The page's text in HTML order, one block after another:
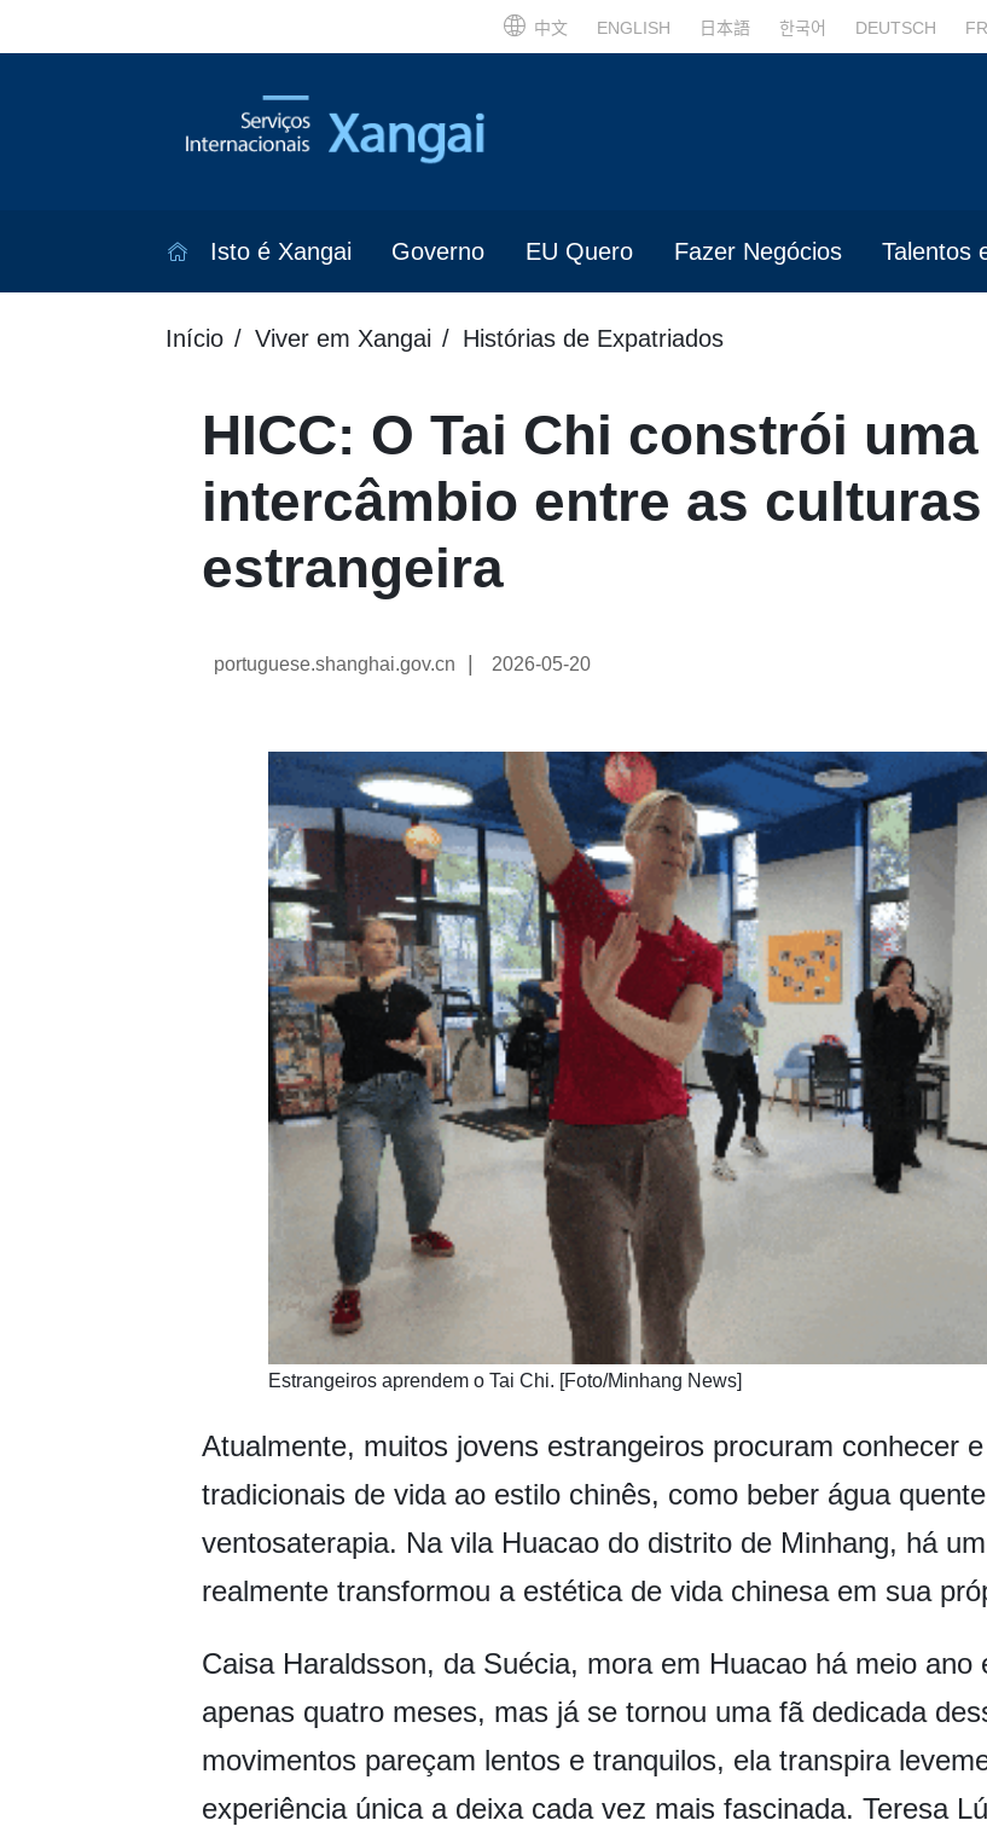
中文 ENGLISH 日本語 한국어 DEUTSCH
Isto é Xangai Governo EU Quero Fazer Negócios Talentos
Início Viver em Xangai Histórias de Expatriados
HICC: O Tai Chi constrói
intercâmbio entre as
estrangeira
portuguese.shanghai.gov.cn 2026-05-20
​Estrangeiros aprendem o Tai Chi. [Foto/Minhang News]
Atualmente, muitos jovens estrangeiros procuram conhecer
tradicionais de vida ao estilo chinês, como beber água
ventosaterapia. Na vila Huacao do distrito de Minhang, há
realmente transformou a estética de vida chinesa em sua
Caisa Haraldsson, da Suécia, mora em Huacao há meio
apenas quatro meses, mas já se tornou uma fã dedicada
movimentos pareçam lentos e tranquilos, ela transpira
experiência única a deixa cada vez mais fascinada. Teresa